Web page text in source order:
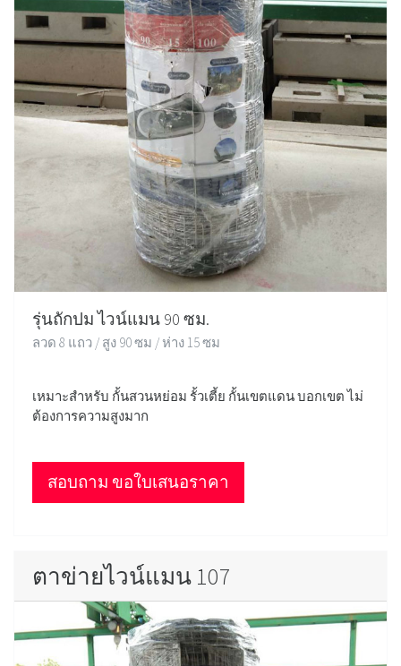
รุ่นถักปม ไวน์แมน 90 ซม.
ลวด 8 แถว / สูง 90 ซม / ห่าง 15 ซม
เหมาะสำหรับ กั้นสวนหย่อม รั้วเตี้ย กั้นเขตแดน บอกเขต ไม่
ต้องการความสูงมาก
สอบถาม ขอใบเสนอราคา
ตาข่ายไวน์แมน 107